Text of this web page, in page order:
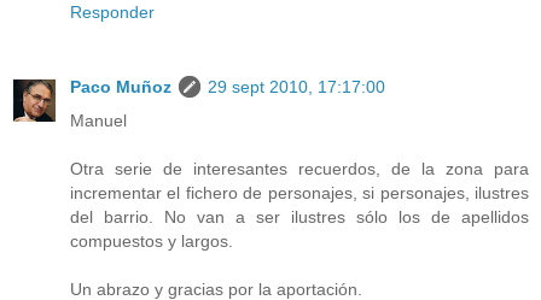
Responder
Paco Muñoz
29 sept 2010, 17:17:00
Manuel
Otra serie de interesantes recuerdos, de la zona para
incrementar el fichero de personajes, si personajes, ilustres
del barrio. No van a ser ilustres sólo los de apellidos
compuestos y largos.
Un abrazo y gracias por la aportación.